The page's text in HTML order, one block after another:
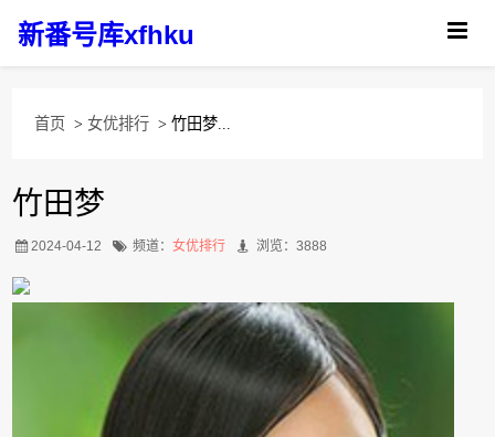
新番号库xfhku
首页 >女优排行 > 竹田梦...
竹田梦
2024-04-12 频道： 女优排行 浏览：3888